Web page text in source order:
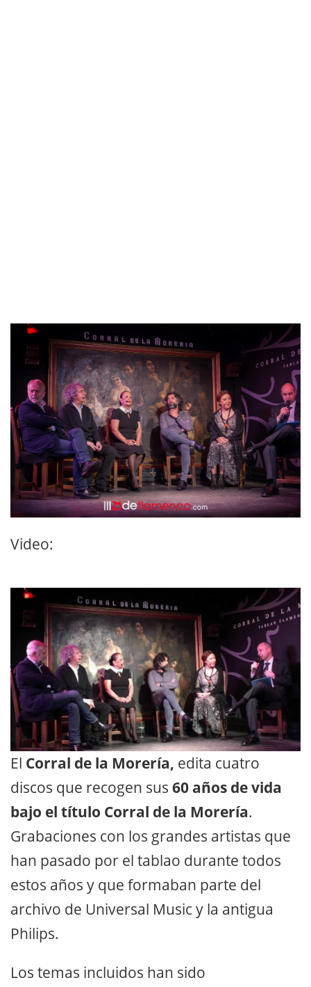
Video:
El Corral de la Morería, edita cuatro
discos que recogen sus 60 años de vida
bajo el título Corral de la Morería.
Grabaciones con los grandes artistas que
han pasado por el tablao durante todos
estos años y que formaban parte del
archivo de Universal Music y la antigua
Philips.
Los temas incluidos han sido